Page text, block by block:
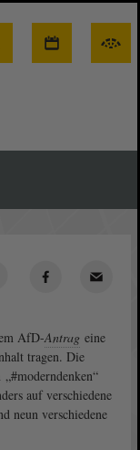
AfD-Antrag eine
tragen. Die
auf verschiedene
neun verschiedene